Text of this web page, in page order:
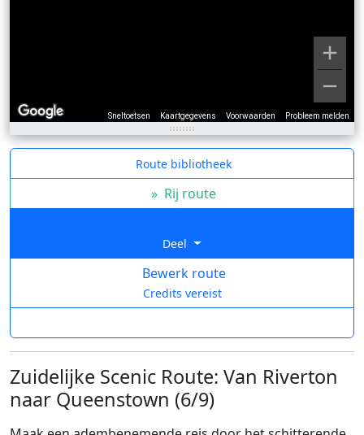
Sneltoetsen Kaartgegevens Voorwaarden Probleem melden
Route bibliotheek
» Rij route
Deel
Bewerk route
Credits vereist
Zuidelijke Scenic Route: Van Riverton
naar Queenstown (6/9)